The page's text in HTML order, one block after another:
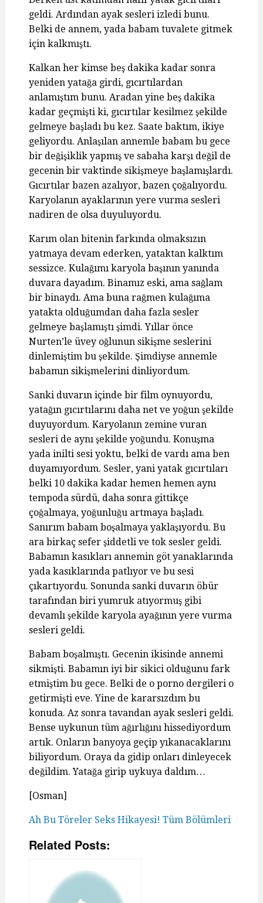
geldi. Ardından ayak sesleri izledi bunu.
Belki de annem, yada babam tuvalete gitmek
için kalkmıştı.
Kalkan her kimse beş dakika kadar sonra
yeniden yatağa girdi, gıcırtılardan
anlamıştım bunu. Aradan yine beş dakika
kadar geçmişti ki, gıcırtılar kesilmez şekilde
gelmeye başladı bu kez. Saate baktım, ikiye
geliyordu. Anlaşılan annemle babam bu gece
bir değişiklik yapmış ve sabaha karşı değil de
gecenin bir vaktinde sikişmeye başlamışlardı.
Gıcırtılar bazen azalıyor, bazen çoğalıyordu.
Karyolanın ayaklarının yere vurma sesleri
nadiren de olsa duyuluyordu.
Karım olan bitenin farkında olmaksızın
yatmaya devam ederken, yataktan kalktım
sessizce. Kulağımı karyola başının yanında
duvara dayadım. Binamız eski, ama sağlam
bir binaydı. Ama buna rağmen kulağıma
yatakta olduğumdan daha fazla sesler
gelmeye başlamıştı şimdi. Yıllar önce
Nurten’le üvey oğlunun sikişme seslerini
dinlemiştim bu şekilde. Şimdiyse annemle
babamın sikişmelerini dinliyordum.
Sanki duvarın içinde bir film oynuyordu,
yatağın gıcırtılarını daha net ve yoğun şekilde
duyuyordum. Karyolanın zemine vuran
sesleri de aynı şekilde yoğundu. Konuşma
yada inilti sesi yoktu, belki de vardı ama ben
duyamıyordum. Sesler, yani yatak gıcırtıları
belki 10 dakika kadar hemen hemen aynı
tempoda sürdü, daha sonra gittikçe
çoğalmaya, yoğunluğu artmaya başladı.
Sanırım babam boşalmaya yaklaşıyordu. Bu
ara birkaç sefer şiddetli ve tok sesler geldi.
Babamın kasıkları annemin göt yanaklarında
yada kasıklarında patlıyor ve bu sesi
çıkartıyordu. Sonunda sanki duvarın öbür
tarafından biri yumruk atıyormuş gibi
devamlı şekilde karyola ayağının yere vurma
sesleri geldi.
Babam boşalmıştı. Gecenin ikisinde annemi
sikmişti. Babamın iyi bir sikici olduğunu fark
etmiştim bu gece. Belki de o porno dergileri o
getirmişti eve. Yine de kararsızdım bu
konuda. Az sonra tavandan ayak sesleri geldi.
Bense uykunun tüm ağırlığını hissediyordum
artık. Onların banyoya geçip yıkanacaklarını
biliyordum. Oraya da gidip onları dinleyecek
değildim. Yatağa girip uykuya daldım…
[Osman]
Ah Bu Töreler Seks Hikayesi! Tüm Bölümleri
Related Posts: